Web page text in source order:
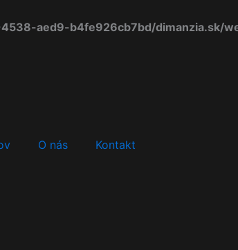
aed9-b4fe926cb7bd/dimanzia.sk/
O nás Kontakt